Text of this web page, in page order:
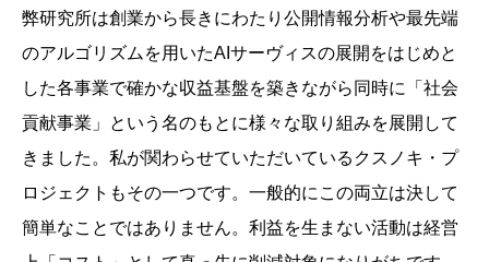
弊研究所は創業から長きにわたり公開情報分析や最先端
のアルゴリズムを用いたAIサーヴィスの展開をはじめと
した各事業で確かな収益基盤を築きながら同時に「社会
貢献事業」という名のもとに様々な取り組みを展開して
きました。私が関わらせていただいているクスノキ・プ
ロジェクトもその一つです。一般的にこの両立は決して
簡単なことではありません。利益を生まない活動は経営